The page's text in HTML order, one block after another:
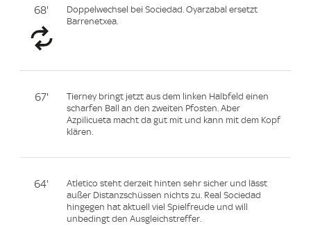
68'
Doppelwechsel bei Sociedad. Oyarzabal ersetzt
Barrenetxea.
67'
Tierney bringt jetzt aus dem linken Halbfeld einen
scharfen Ball an den zweiten Pfosten. Aber
Azpilicueta macht da gut mit und kann mit dem Kopf
klären.
64'
Atletico steht derzeit hinten sehr sicher und lässt
außer Distanzschüssen nichts zu. Real Sociedad
hingegen hat aktuell viel Spielfreude und will
unbedingt den Ausgleichstreffer.